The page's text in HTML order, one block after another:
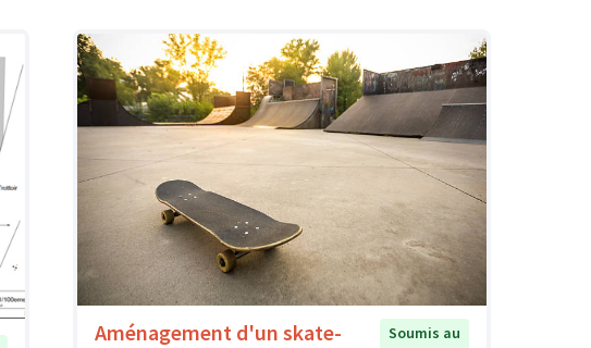
Aménagement d'un skate-
Soumis au